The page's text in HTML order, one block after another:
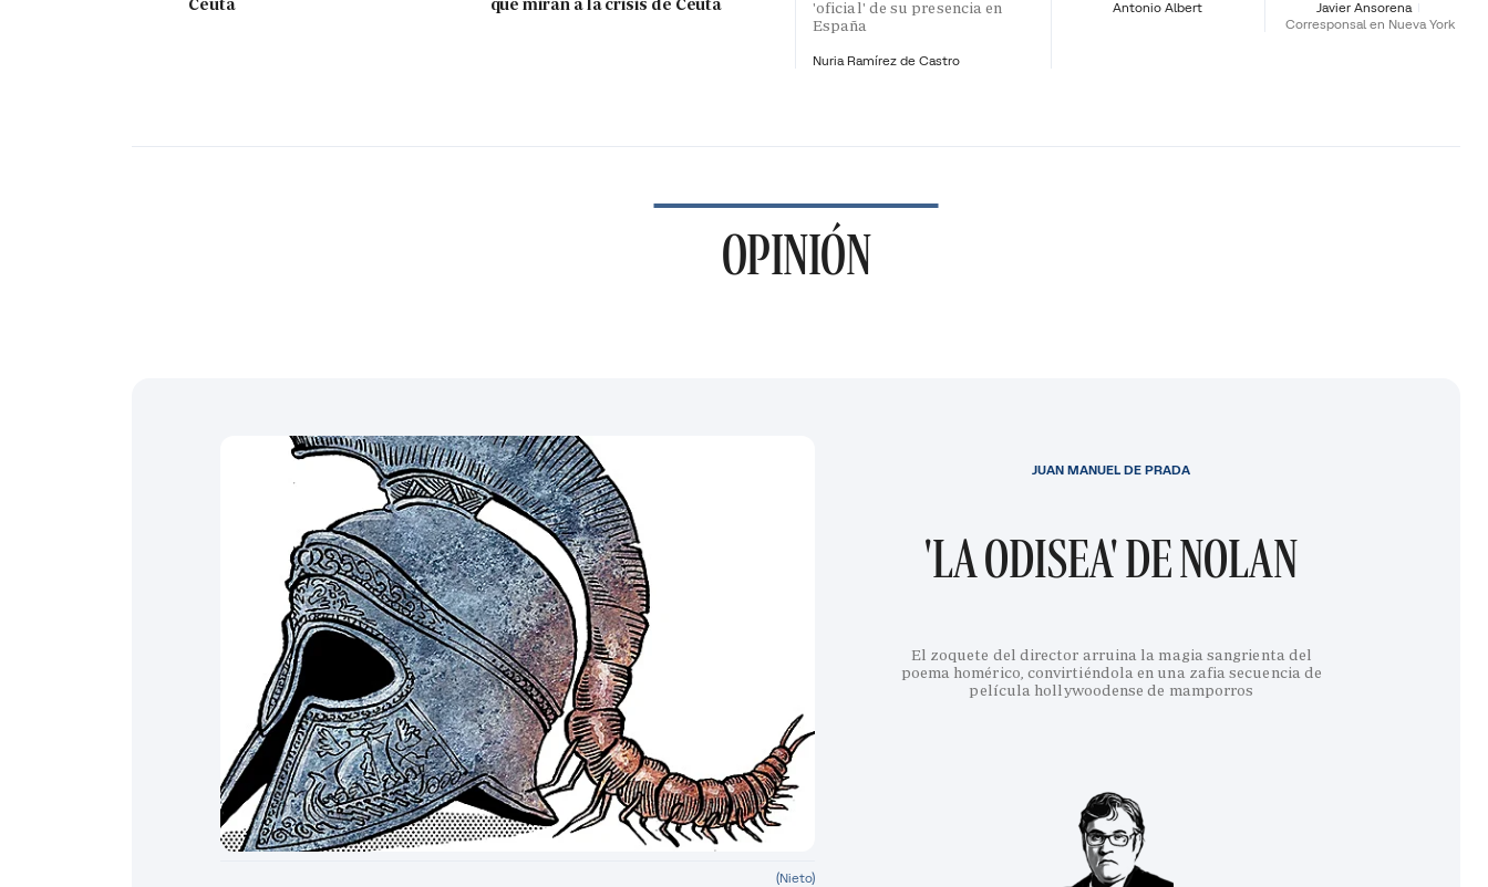
'oficial' de su presencia en
España
Nuria Ramírez de Castro
Antonio Albert
Javier Ansorena
Corresponsal en Nueva York
OPINIÓN
(Nieto)
'LA ODISEA' DE NOLAN
El zoquete del director arruina la magia sangrienta del
poema homérico, convirtiéndola en una zafia secuencia de
película hollywoodense de mamporros
JUAN MANUEL DE PRADA